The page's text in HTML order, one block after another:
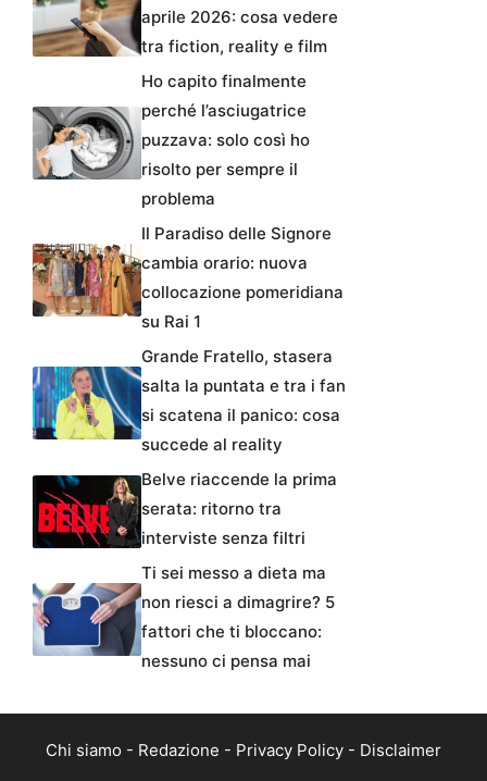
aprile 2026: cosa vedere
tra fiction, reality e film
Ho capito finalmente
perché l’asciugatrice
puzzava: solo così ho
risolto per sempre il
problema
Il Paradiso delle Signore
cambia orario: nuova
collocazione pomeridiana
su Rai 1
Grande Fratello, stasera
salta la puntata e tra i fan
si scatena il panico: cosa
succede al reality
Belve riaccende la prima
serata: ritorno tra
interviste senza filtri
Ti sei messo a dieta ma
non riesci a dimagrire? 5
fattori che ti bloccano:
nessuno ci pensa mai
Chi siamo - Redazione - Privacy Policy - Disclaimer